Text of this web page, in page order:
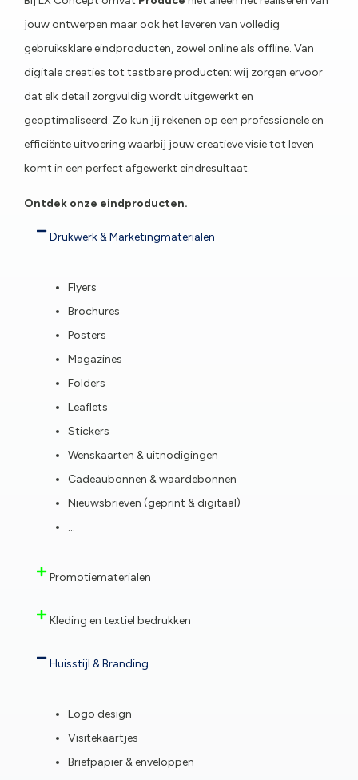
jouw ontwerpen maar ook het leveren van volledig
gebruiksklare eindproducten, zowel online als offline. Van
digitale creaties tot tastbare producten: wij zorgen ervoor
dat elk detail zorgvuldig wordt uitgewerkt en
geoptimaliseerd. Zo kun jij rekenen op een professionele en
efficiënte uitvoering waarbij jouw creatieve visie tot leven
komt in een perfect afgewerkt eindresultaat.
Ontdek onze eindproducten.
Drukwerk & Marketingmaterialen
Flyers
Brochures
Posters
Magazines
Folders
Leaflets
Stickers
Wenskaarten & uitnodigingen
Cadeaubonnen & waardebonnen
Nieuwsbrieven (geprint & digitaal)
…
Promotiematerialen
Kleding en textiel bedrukken
Huisstijl & Branding
Logo design
Visitekaartjes
Briefpapier & enveloppen